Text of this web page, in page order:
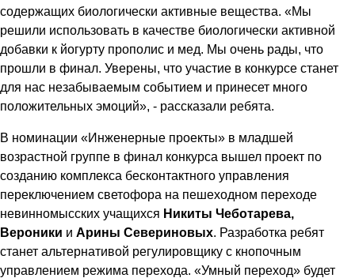
содержащих биологически активные вещества. «Мы
решили использовать в качестве биологически активной
добавки к йогурту прополис и мед. Мы очень рады, что
прошли в финал. Уверены, что участие в конкурсе станет
для нас незабываемым событием и принесет много
положительных эмоций», - рассказали ребята.
В номинации «Инженерные проекты» в младшей
возрастной группе в финал конкурса вышел проект по
созданию комплекса бесконтактного управления
переключением светофора на пешеходном переходе
невинномысских учащихся Никиты Чеботарева,
Вероники и Арины Севериновых. Разработка ребят
станет альтернативой регулировщику с кнопочным
управлением режима перехода. «Умный переход» будет